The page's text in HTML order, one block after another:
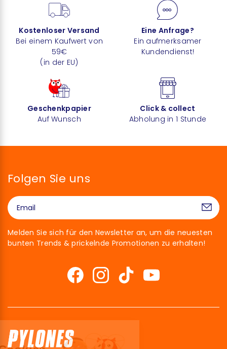
Kostenloser Versand
Bei einem Kaufwert von
59€
(in der EU)
Eine Anfrage?
Ein aufmerksamer
Kundendienst!
Geschenkpapier
Auf Wunsch
Click & collect
Abholung in 1 Stunde
Folgen Sie uns
Melden Sie sich für den Newsletter an, um die neuesten
bunten Trends & prickelnde Promotionen zu erhalten!
Hallo!